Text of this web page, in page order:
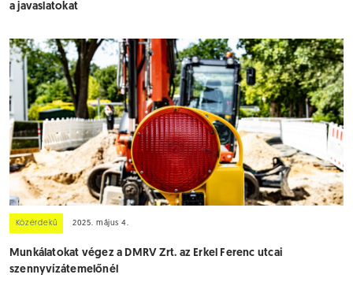
a javaslatokat
Közérdekű 2025. május 4.
Munkálatokat végez a DMRV Zrt. az Erkel Ferenc utcai
szennyvízátemelőnél